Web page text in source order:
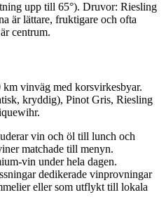
upp till 65°). Druvor: Riesling
är lättare, fruktigare och ofta
centrum.
vinväg med korsvirkesbyar.
kryddig), Pinot Gris, Riesling
vin och öl till lunch och
matchade till menyn.
vin under hela dagen.
dedikerade vinprovningar
eller som utflykt till lokala